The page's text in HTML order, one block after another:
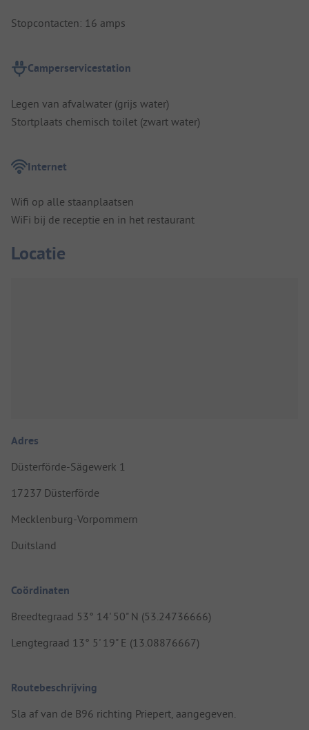
Stopcontacten: 16 amps
Camperservicestation
Legen van afvalwater (grijs water)
Stortplaats chemisch toilet (zwart water)
Internet
Wifi op alle staanplaatsen
WiFi bij de receptie en in het restaurant
Locatie
Adres
Düsterförde-Sägewerk 1
17237 Düsterförde
Mecklenburg-Vorpommern
Duitsland
Coördinaten
Breedtegraad 53° 14' 50" N (53.24736666)
Lengtegraad 13° 5' 19" E (13.08876667)
Routebeschrijving
Sla af van de B96 richting Priepert, aangegeven.